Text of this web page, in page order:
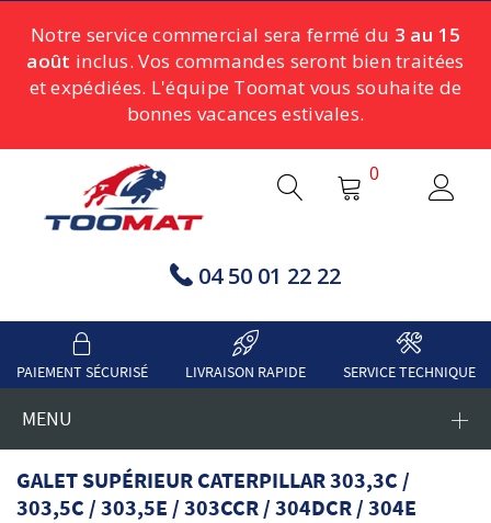
Notre service commercial sera fermé du 3 au 15
août inclus. Vos commandes seront bien traitées
et expédiées. L'équipe Toomat vous souhaite de
bonnes vacances estivales.
04 50 01 22 22
0
PAIEMENT SÉCURISÉ LIVRAISON RAPIDE SERVICE TECHNIQUE
MENU
GALET SUPÉRIEUR CATERPILLAR 303,3C /
303,5C / 303,5E / 303CCR / 304DCR / 304E